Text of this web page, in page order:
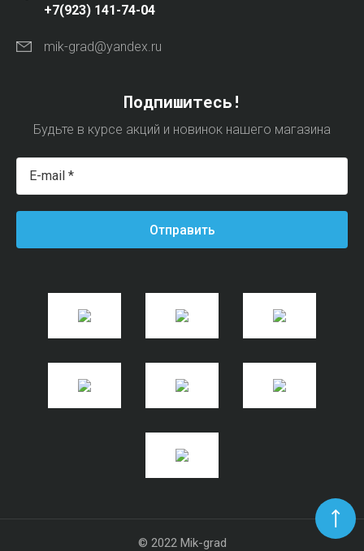
+7(923) 141-74-04
mik-grad@yandex.ru
Подпишитесь!
Будьте в курсе акций и новинок нашего магазина
Отправить
© 2022 Mik-grad